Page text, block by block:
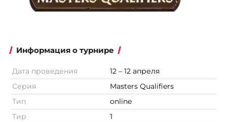
Информация о турнире
Дата проведения
12 – 12 апреля
Серия
Masters Qualifiers
Тип
online
Тир
1